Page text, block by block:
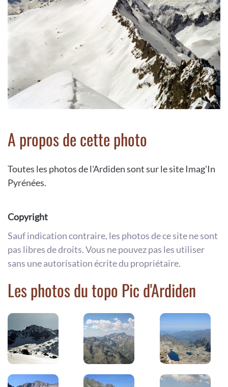
A propos de cette photo
Toutes les photos de l'Ardiden sont sur le site Imag'In
Pyrénées.
Copyright
Sauf indication contraire, les photos de ce site ne sont
pas libres de droits. Vous ne pouvez pas les utiliser
sans une autorisation écrite du propriétaire.
Les photos du topo Pic d'Ardiden